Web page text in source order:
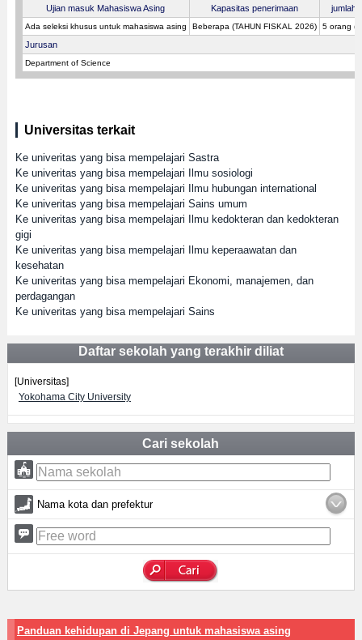
Ujian masuk Mahasiswa Asing Kapasitas penerimaan jumlah
Ada seleksi khusus untuk mahasiswa asing Beberapa (TAHUN FISKAL 2026) 5 orang
Jurusan
Department of Science
Universitas terkait
Ke univeritas yang bisa mempelajari Sastra
Ke univeritas yang bisa mempelajari Ilmu sosiologi
Ke univeritas yang bisa mempelajari Ilmu hubungan international
Ke univeritas yang bisa mempelajari Sains umum
Ke univeritas yang bisa mempelajari Ilmu kedokteran dan kedokteran
gigi
Ke univeritas yang bisa mempelajari Ilmu keperaawatan dan
kesehatan
Ke univeritas yang bisa mempelajari Ekonomi, manajemen, dan
perdagangan
Ke univeritas yang bisa mempelajari Sains
Daftar sekolah yang terakhir diliat
[Universitas]
Yokohama City University
Cari sekolah
Nama kota dan prefektur
Panduan kehidupan di Jepang untuk mahasiswa asing